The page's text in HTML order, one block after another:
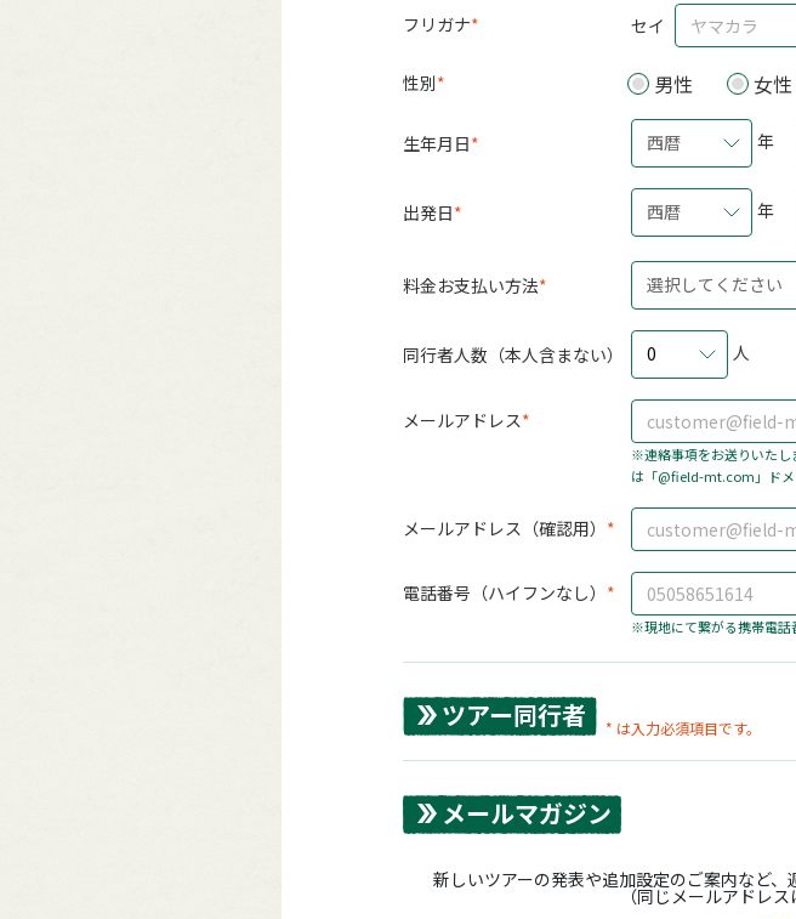
フリガナ セイ
性別 男性 女性
生年月日 西暦 年
出発日 西暦 年
料金お支払い方法 選択してください
同行者人数（本人含まない） 0 人
メールアドレス
※連絡事項をお送りいたし
は「@field-mt.com」ドメ
メールアドレス（確認用）
電話番号（ハイフンなし）
※現地にて繋がる携帯電話
ツアー同行者 * は入力必須項目です。
メールマガジン
新しいツアーの発表や追加設定のご案内など
（同じメールアドレ